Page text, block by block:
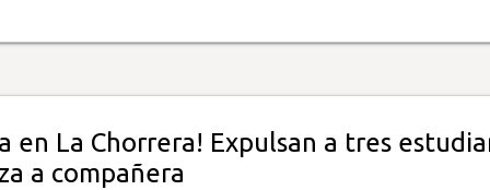
en La Chorrera! Expulsan a tres
a compañera